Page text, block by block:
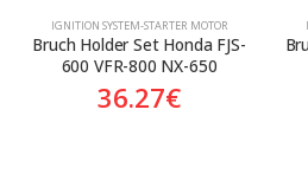
ΙGNITION SYSTEM-STARTER MOTOR
Bruch Holder Set Honda FJS-
600 VFR-800 NX-650
36.27€